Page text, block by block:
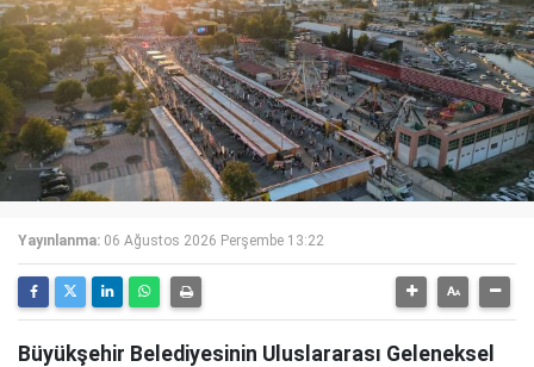
Yayınlanma: 06 Ağustos 2026 Perşembe 13:22
Büyükşehir Belediyesinin Uluslararası Geleneksel